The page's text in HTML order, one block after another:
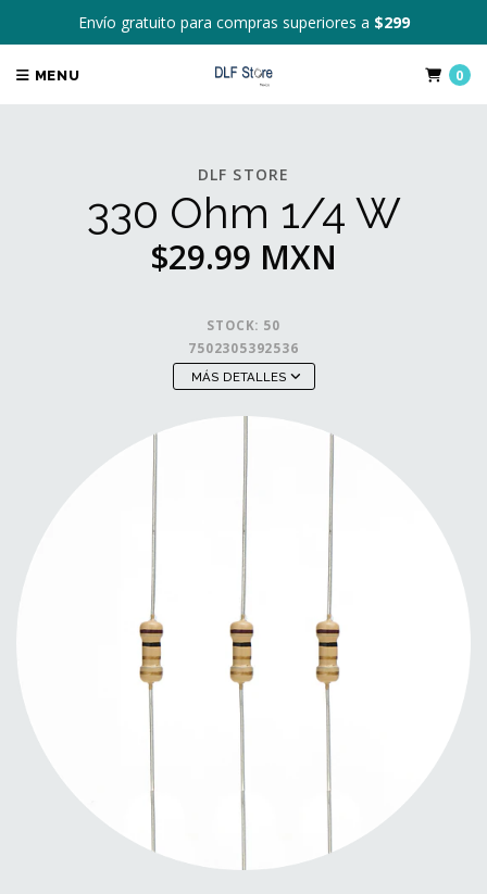
Envío gratuito para compras superiores a $299
MENU 0
DLF STORE
330 Ohm 1/4 W
$29.99 MXN
STOCK: 50
7502305392536
MÁS DETALLES